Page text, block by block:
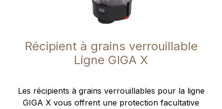
Récipient à grains verrouillable
Ligne GIGA X
Les récipients à grains verrouillables pour la ligne
GIGA X vous offrent une protection facultative